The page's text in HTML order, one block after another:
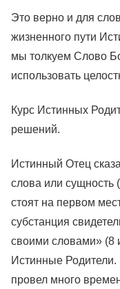
Это верно и для
жизненного пути
мы толкуем Слово
использовать
Курс Истинных
решений.
Истинный Отец
слова или
стоят на первом
субстанция
своими словами» (8
Истинные
провел много